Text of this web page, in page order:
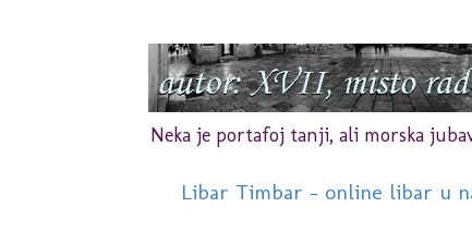
Neka je portafoj tanji, ali morska
Libar Timbar - online libar u